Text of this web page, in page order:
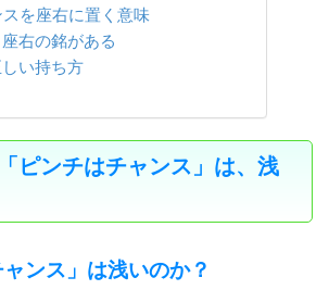
を座右に置く意味
右の銘がある
い持ち方
ピンチはチャンス」は、浅
ャンス」は浅いのか？